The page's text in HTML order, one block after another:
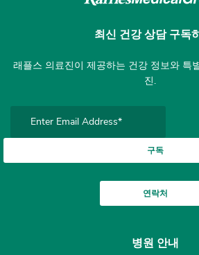
최신 건강 상담 구독
래플스 의료진이 제공하는 건강 정보와 특
진.
구독
연락처
병원 안내